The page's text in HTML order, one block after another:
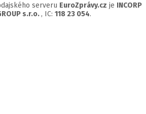
serveru EuroZprávy.cz je INCORP
s.r.o. , IC: 118 23 054.